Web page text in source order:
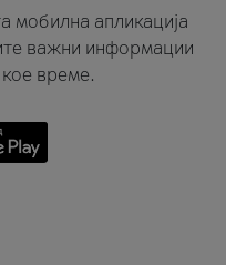
мобилна апликација
важни информации
време.